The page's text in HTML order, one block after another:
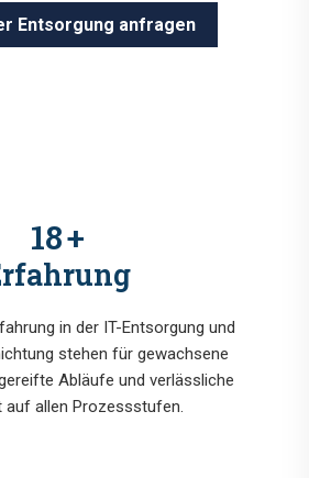
Entsorgung anfragen
18+
in der IT-Entsorgung und
stehen für gewachsene
Abläufe und verlässliche
auf allen Prozessstufen.